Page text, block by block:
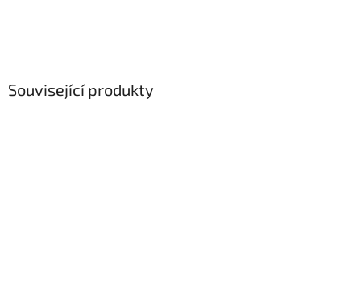
Související produkty